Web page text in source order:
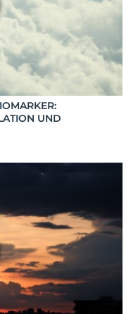
UND